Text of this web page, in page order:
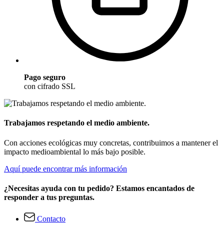
Pago seguro
con cifrado SSL
Trabajamos respetando el medio ambiente.
Con acciones ecológicas muy concretas, contribuimos a mantener el
impacto medioambiental lo más bajo posible.
Aquí puede encontrar más información
¿Necesitas ayuda con tu pedido? Estamos encantados de
responder a tus preguntas.
Contacto